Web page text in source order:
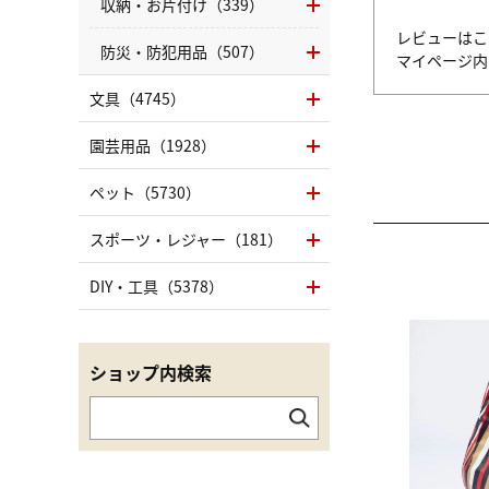
レビューは
マイページ
防災・防犯用品（507）
文具（4745）
園芸用品（1928）
ペット（5730）
スポーツ・レジャー（181）
DIY・工具（5378）
ショップ内検索